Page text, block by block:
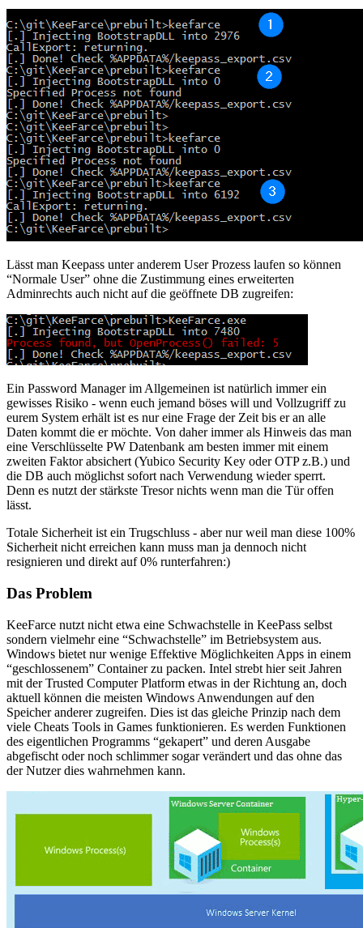
Lässt man Keepass unter anderem User Prozess laufen so können
“Normale User” ohne die Zustimmung eines erweiterten
Adminrechts auch nicht auf die geöffnete DB zugreifen:
Ein Password Manager im Allgemeinen ist natürlich immer ein
gewisses Risiko - wenn euch jemand böses will und Vollzugriff zu
eurem System erhält ist es nur eine Frage der Zeit bis er an alle
Daten kommt die er möchte. Von daher immer als Hinweis das man
eine Verschlüsselte PW Datenbank am besten immer mit einem
zweiten Faktor absichert (Yubico Security Key oder OTP z.B.) und
die DB auch möglichst sofort nach Verwendung wieder sperrt.
Denn es nutzt der stärkste Tresor nichts wenn man die Tür offen
lässt.
Totale Sicherheit ist ein Trugschluss - aber nur weil man diese 100%
Sicherheit nicht erreichen kann muss man ja dennoch nicht
resignieren und direkt auf 0% runterfahren:)
Das Problem
KeeFarce nutzt nicht etwa eine Schwachstelle in KeePass selbst
sondern vielmehr eine “Schwachstelle” im Betriebsystem aus.
Windows bietet nur wenige Effektive Möglichkeiten Apps in einem
“geschlossenem” Container zu packen. Intel strebt hier seit Jahren
mit der Trusted Computer Platform etwas in der Richtung an, doch
aktuell können die meisten Windows Anwendungen auf den
Speicher anderer zugreifen. Dies ist das gleiche Prinzip nach dem
viele Cheats Tools in Games funktionieren. Es werden Funktionen
des eigentlichen Programms “gekapert” und deren Ausgabe
abgefischt oder noch schlimmer sogar verändert und das ohne das
der Nutzer dies wahrnehmen kann.